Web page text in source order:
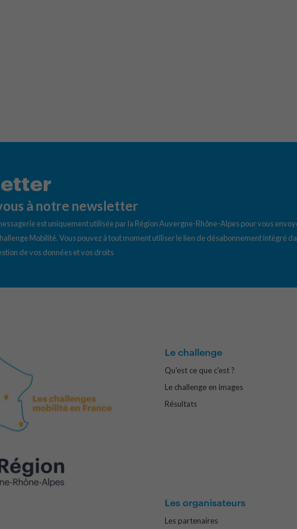
à notre newsletter
est uniquement utilisée par la Région Auvergne-Rhône-Alpes pour vous
Mobilité. Vous pouvez à tout moment utiliser le lien de désabonnement intégré
de vos données et vos droits
Le challenge
Qu'est ce que c'est ?
Le challenge en images
Résultats
Les organisateurs
Les partenaires